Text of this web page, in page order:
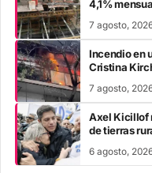
4,1%
7 agosto,
Incendio en
Cristina
7 agosto,
Axel Kicillof
de tierras
6 agosto,